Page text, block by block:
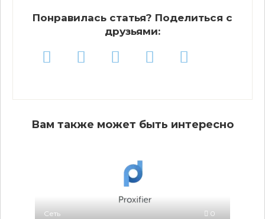
Понравилась статья? Поделиться с
друзьями:
Вам также может быть интересно
Сеть 0